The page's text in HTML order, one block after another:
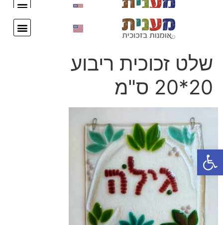
שלט זכוכית ריבוע
20*20 ס"מ
פתח סרגל נגישות